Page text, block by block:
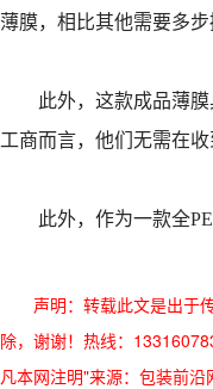
薄膜，相比其他需要多
此外，这款成品薄
工商而言，他们无需在
此外，作为一款全
声明：转载此文是出于
除，谢谢！热线：
凡本网注明"来源：包装前